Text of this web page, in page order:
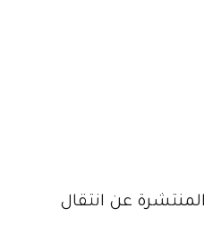
عن انتقال